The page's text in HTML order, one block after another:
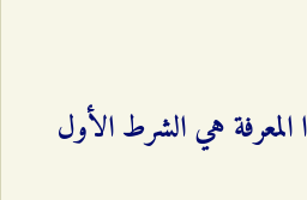
المعرفة هي الشرط الأول